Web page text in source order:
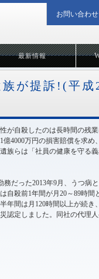
最新情報
が提訴!(平成
が自殺したのは長時間の残
4000万円の損害賠償を求め
族らは「社員の健康を守る
だった2013年9月、うつ病
自殺前1年間が月20～89時間
年間は月120時間以上が続き
認定しました。同社の代理
お問い合わせ